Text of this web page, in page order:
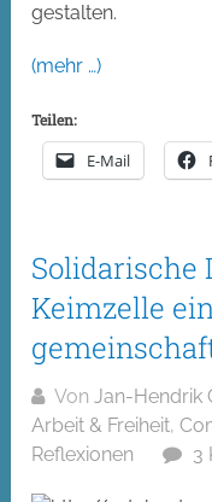
gestalten.
(mehr …)
Teilen:
E-Mail
Keimzelle
VonJan-Hendrik
Arbeit & Freiheit,
Reflexionen
3